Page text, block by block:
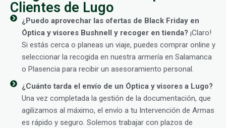
Clientes de Lugo
¿Puedo aprovechar las ofertas de Black Friday en
Óptica y visores Bushnell y recoger en tienda? ¡Claro!
Si estás cerca o planeas un viaje, puedes comprar online y
seleccionar la recogida en nuestra armería en Salamanca
o Plasencia para recibir un asesoramiento personal.
¿Cuánto tarda el envío de un Óptica y visores a Lugo?
Una vez completada la gestión de la documentación, que
agilizamos al máximo, el envío a tu Intervención de Armas
es rápido y seguro. Solemos trabajar con plazos de